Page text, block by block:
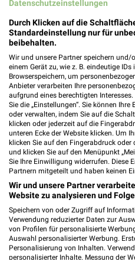
Filialen in der
1 Filiale
dm Schönebeck
Stadionstraße 10
39218
Heute 08:00 -
24,70 km
Datenschutzeinstellungen
Durch Klicken auf die
Standardeinstellung nur für
beibehalten.
Wir und unsere Partner speichern
einem Gerät zu, wie z. B. eindeutige
Browserspeichern, um
Anbieter verarbeiten Ihre
aufgrund eines berechtigten
Sie die „Einstellungen“. Sie können
oder verwalten, indem Sie auf die
klicken oder jederzeit auf die
unteren Ecke der Website klicken. Um
klicken Sie auf den Fingerabdruck oder
und klicken Sie auf den Menüpunkt
Sie Ihre Einwilligung widerrufen. Diese
Partnern mitgeteilt und haben keinen
Wir und unsere Partner
Website zu analysieren und
Speichern von oder Zugriff auf
Verwendung reduzierter Daten zur
von Profilen für personalisierte
Auswahl personalisierter Werbung.
Personalisierung von Inhalten.
personalisierter Inhalte. Messung der